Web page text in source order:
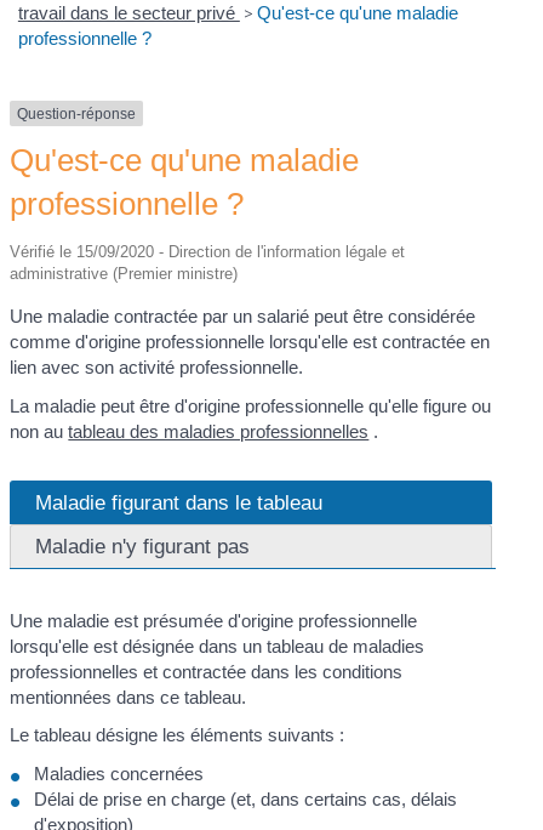
travail dans le secteur privé > Qu'est-ce qu'une maladie
professionnelle ?
Question-réponse
Qu'est-ce qu'une maladie
professionnelle ?
Vérifié le 15/09/2020 - Direction de l'information légale et
administrative (Premier ministre)
Une maladie contractée par un salarié peut être considérée
comme d'origine professionnelle lorsqu'elle est contractée en
lien avec son activité professionnelle.
La maladie peut être d'origine professionnelle qu'elle figure ou
non autableau des maladies professionnelles .
Maladie figurant dans le tableau
Maladie n'y figurant pas
Une maladie est présumée d'origine professionnelle
lorsqu'elle est désignée dans un tableau de maladies
professionnelles et contractée dans les conditions
mentionnées dans ce tableau.
Le tableau désigne les éléments suivants :
Maladies concernées
Délai de prise en charge (et, dans certains cas, délais
d'exposition)